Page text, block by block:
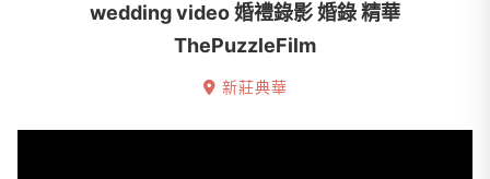
wedding video 婚禮錄影 婚錄 精華
ThePuzzleFilm
新莊典華